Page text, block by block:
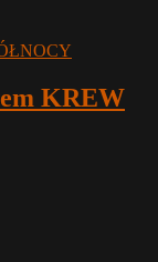
KREW